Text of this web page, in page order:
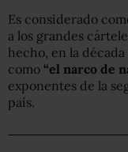
Es considerado
a los grandes
hecho, en la
como “el narco de
exponentes de la
país.